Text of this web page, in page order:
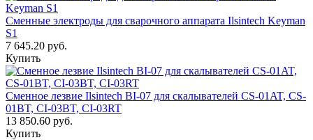
Сменные электроды для сварочного аппарата Ilsintech Keyman
S1
7 645.20 руб.
Купить
Сменное лезвие Ilsintech BI-07 для скалывателей CS-01AT, CS-
01BT, CI-03BT, CI-03RT
13 850.60 руб.
Купить